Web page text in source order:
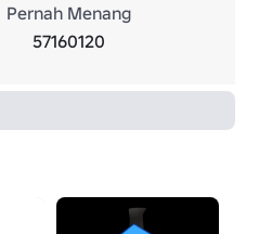
Pernah Menang
57160120